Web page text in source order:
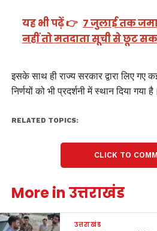
यह भी पढ़ें 👉 7 जुलाई तक जमा
नहीं तो मतदाता सूची से छूट
इसके साथ ही राज्य सरकार द्वारा लिए गए
निर्णयों को भी प्रदर्शनी में स्थान दिया गया है।
RELATED TOPICS:
CLICK TO
More in उत्तराखंड
उत्तराखंड